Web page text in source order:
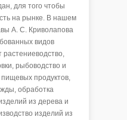
для того чтобы
на рынке. В нашем
А. С. Криволапова
видов
растениеводство,
рыбоводство и
продуктов,
обработка
из дерева и
изделий из